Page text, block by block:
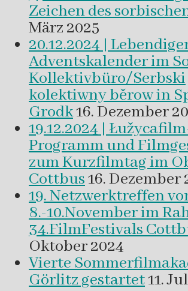
Zeichen des
März 2025
20.12.2024 |
Adventskalender im
Kollektivbüro/Serbski
kolektiwny běrow in
Grodk16. Dezember
19.12.2024 |
Programm und
zum Kurzfilmtag im
Cottbus16. Dezember
19. Netzwerktreffen
8.-10.November im
34.FilmFestivals
Oktober 2024
Vierte
Görlitz gestartet11.